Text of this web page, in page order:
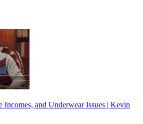
Incomes, and Underwear Issues | Kevin